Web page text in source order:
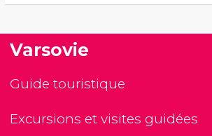
Varsovie
Guide touristique
Excursions et visites guidées